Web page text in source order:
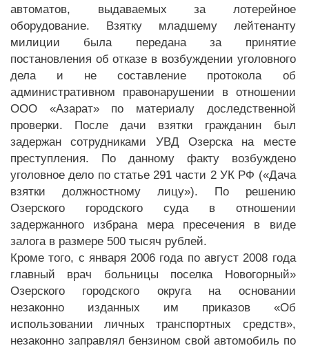
автоматов, выдаваемых за лотерейное
оборудование. Взятку младшему лейтенанту
милиции была передана за принятие
постановления об отказе в возбуждении уголовного
дела и не составление протокола об
административном правонарушении в отношении
ООО «Азарат» по материалу доследственной
проверки. После дачи взятки гражданин был
задержан сотрудниками УВД Озерска на месте
преступления. По данному факту возбуждено
уголовное дело по статье 291 части 2 УК РФ («Дача
взятки должностному лицу»). По решению
Озерского городского суда в отношении
задержанного избрана мера пресечения в виде
залога в размере 500 тысяч рублей.
Кроме того, с января 2006 года по август 2008 года
главный врач больницы поселка Новогорный»
Озерского городского округа на основании
незаконно изданных им приказов «Об
использовании личных транспортных средств»,
незаконно заправлял бензином свой автомобиль по